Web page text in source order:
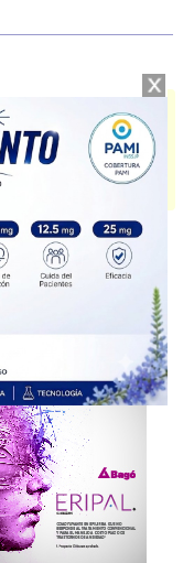
y se indica como
con 1 presentación
PAMI.